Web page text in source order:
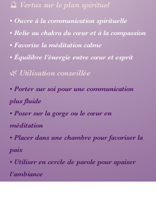
🔮 Vertus sur le plan spirituel
• Ouvre à la communication spirituelle
• Relie au chakra du cœur et à la compassion
• Favorise la méditation calme
• Équilibre l’énergie entre cœur et esprit
🌿 Utilisation conseillée
• Porter sur soi pour une communication
plus fluide
• Poser sur la gorge ou le cœur en
méditation
• Placer dans une chambre pour favoriser la
paix
• Utiliser en cercle de parole pour apaiser
l’ambiance